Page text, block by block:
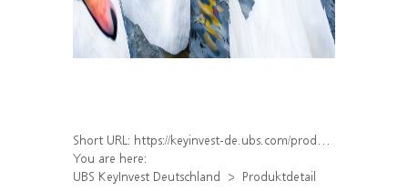
Short URL: https://keyinvest-de.ubs.com/produkt/detail/index/isin/DE000WA00XT1
You are here:
UBS KeyInvest Deutschland
Produktdetail